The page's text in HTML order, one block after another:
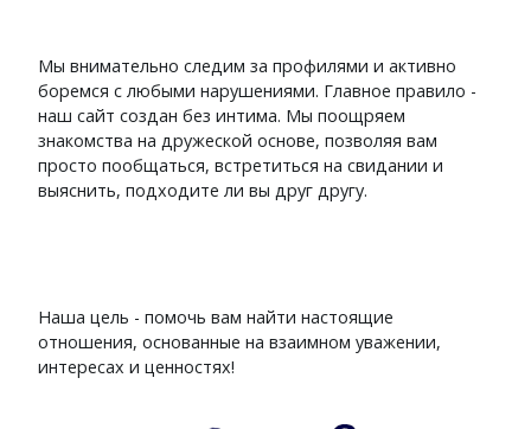
Мы внимательно следим за профилями и активно
боремся с любыми нарушениями. Главное правило -
наш сайт создан без интима. Мы поощряем
знакомства на дружеской основе, позволяя вам
просто пообщаться, встретиться на свидании и
выяснить, подходите ли вы друг другу.
Наша цель - помочь вам найти настоящие
отношения, основанные на взаимном уважении,
интересах и ценностях!